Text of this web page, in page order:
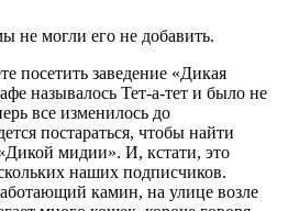
не могли его не добавить.
посетить заведение «Дикая
называлось Тет-а-тет и было не
все изменилось до
постараться, чтобы найти
мидии». И, кстати, это
наших подписчиков.
камин, на улице возле